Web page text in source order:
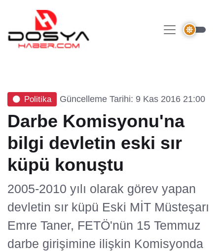
Politika Güncelleme Tarihi: 9 Kas 2016 21:00
Darbe Komisyonu'na
bilgi devletin eski sır
küpü konuştu
2005-2010 yılı olarak görev yapan
devletin sır küpü Eski MİT Müsteşarı
Emre Taner, FETÖ'nün 15 Temmuz
darbe girişimine ilişkin Komisyonda